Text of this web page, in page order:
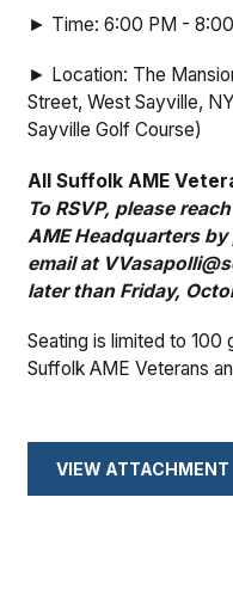
► Time: 6:00 PM -
► Location: The
Street, West Sayville,
Sayville Golf Course)
All Suffolk AME
To RSVP, please
AME Headquarters
email at
later than Friday,
Seating is limited to
Suffolk AME Veterans
VIEW ATTACHMENT